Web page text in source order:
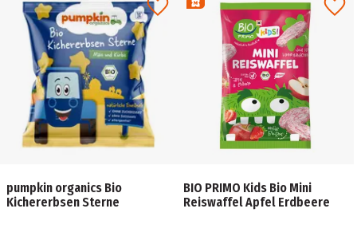
pumpkin organics Bio
Kichererbsen Sterne
BIO PRIMO Kids Bio Mini
Reiswaffel Apfel Erdbeere